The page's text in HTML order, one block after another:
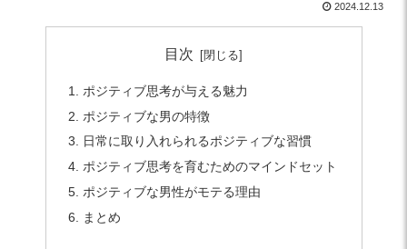
2024.12.13
目次
ポジティブ思考が与える魅力
ポジティブな男の特徴
日常に取り入れられるポジティブな習慣
ポジティブ思考を育むためのマインドセット
ポジティブな男性がモテる理由
まとめ